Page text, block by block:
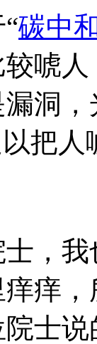
碳中
唬
洞
把
，
痒
士